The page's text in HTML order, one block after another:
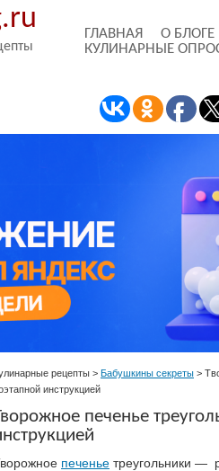
ГЛАВНАЯ О БЛОГЕ
КУЛИНАРНЫЕ
рецепты > Бабушкины секреты >
инструкцией
печенье
печенье треугольники —